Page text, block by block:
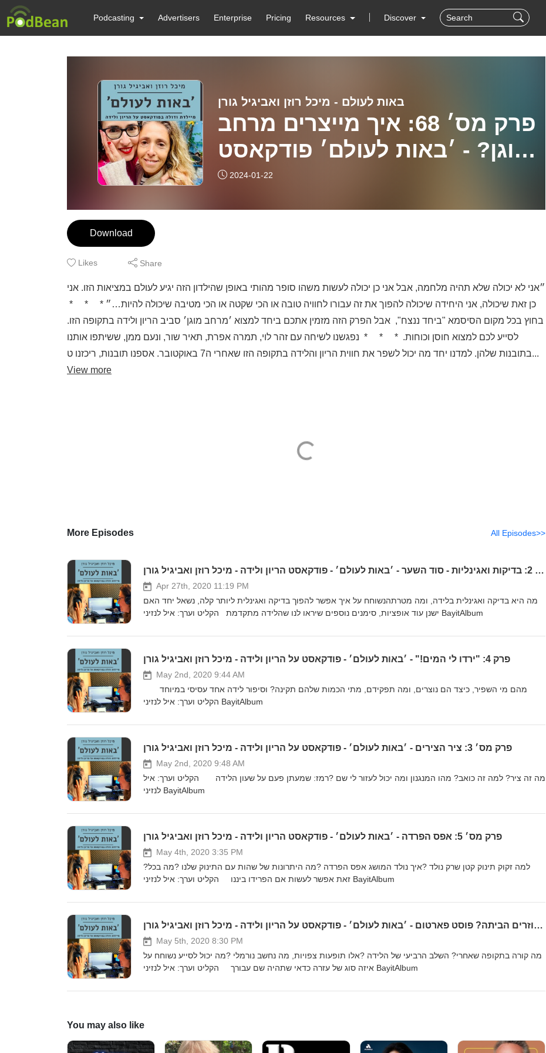
Podcasting Advertisers Enterprise Pricing Resources Discover
באות לעולם - מיכל רוזן ואביגיל גורן
פרק מס׳ 68: איך מייצרים מרחב
מוגן? - ׳באות לעולם׳ פודקאסט
על הריון ולידה - מיכל רוזן
2024-01-22
Download
Likes Share
״אני לא יכולה שלא תהיה מלחמה, אבל אני כן יכולה לעשות משהו סופר מהותי באופן שהילדון הזה יגיע לעולם במציאות הזו. אני
כן זאת שיכולה, אני היחידה שיכולה להפוך את זה עבורו לחוויה טובה או הכי שקטה או הכי מטיבה שיכולה להיות…״ * * *
בחוץ בכל מקום הסיסמא "ביחד ננצח", אבל הפרק הזה מזמין אתכם ביחד למצוא ׳מרחב מוגן׳ סביב הריון ולידה בתקופה הזו.
לסייע לכם למצוא חוסן וכוחות. * * * נפגשנו לשיחה עם זהר לוי, תמרה אפרת, תאיר שור, ונעם ממן, ששיתפו אותנו
בתובנות שלהן. למדנו יחד מה יכול לשפר את חווית הריון והלידה בתקופה הזו שאחרי ה7 באוקטובר. אספנו תובנות, ריכזנו ט...
View more
More Episodes All Episodes>>
פרק 2: בדיקות ואגינליות - סוד השער - ׳באות לעולם׳ - פודקאסט הריון ולידה - מיכל רוזן ואביגיל גורן
Apr 27th, 2020 11:19 PM
מה היא בדיקה ואגינלית בלידה, ומה מטרתהנשוחח על איך אפשר להפוך בדיקה ואגינלית ליותר קלה, נשאל יחד האם
פרק 4: "ירדו לי המים!" - ׳באות לעולם׳ - פודקאסט על הריון ולידה - מיכל רוזן ואביגיל גורן
May 2nd, 2020 9:44 AM
מהם מי השפיר, כיצד הם נוצרים, ומה תפקידם, מתי הכמות שלהם תקינה? וסיפור לידה אחד עסיסי במיוחד
פרק מס׳ 3: ציר הצירים - ׳באות לעולם׳ - פודקאסט על הריון ולידה - מיכל רוזן ואביגיל גורן
May 2nd, 2020 9:48 AM
מה זה ציר? למה זה כואב? מהו המנגנון ומה יכול לעזור לי שם ?רמז: שמעתן פעם על שעון הלידה הקליט וערך: איל
פרק מס׳ 5: אפס הפרדה - ׳באות לעולם׳ - פודקאסט הריון ולידה - מיכל רוזן ואביגיל גורן
May 4th, 2020 3:35 PM
?למה זקוק תינוק קטן שרק נולד ?איך נולד המושג אפס הפרדה ?מה היתרונות של שהות עם התינוק שלנו ?מה בכל
פרק מס׳ 6: מה קורה כשחוזרים הביתה? פוסט פארטום - ׳באות לעולם׳ - פודקאסט על הריון ולידה - מיכל רוזן ואביגיל גורן
May 5th, 2020 8:30 PM
מה קורה בתקופה שאחרי? השלב הרביעי של הלידה ?אלו תופעות צפויות, מה נחשב נורמלי ?מה יכול לסייע נשוחח על
You may also like